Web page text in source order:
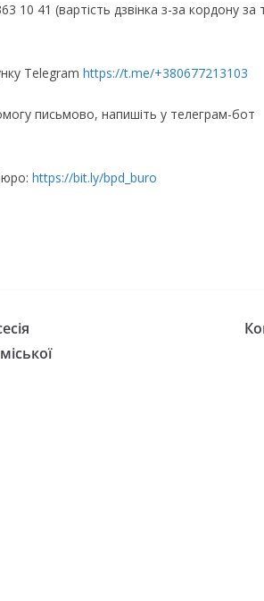
10 41 (вартість дзвінка з-за кордону
Telegram https://t.me/+380677213103
письмово, напишіть у телеграм-бот
https://bit.ly/bpd_buro
gormr